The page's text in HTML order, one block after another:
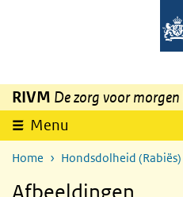
Overslaan en naar de inhoud gaan
RIVM De zorg voor morgen
Menu
Home Hondsdolheid (Rabiës)